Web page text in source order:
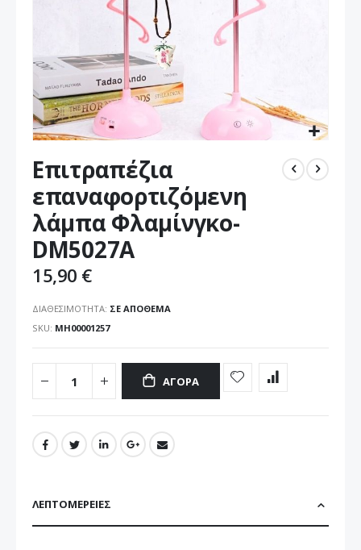
στην
αρχή
της
συλλογής
εικόνων
Eπιτραπέζια
επαναφορτιζόμενη
λάμπα Φλαμίνγκο-
DM5027A
15,90 €
ΔΙΑΘΕΣΙΜΌΤΗΤΑ: ΣΕ ΑΠΌΘΕΜΑ
SKU ΜΗ00001257
ΑΓΟΡΆ
ΛΕΠΤΟΜΈΡΕΙΕΣ